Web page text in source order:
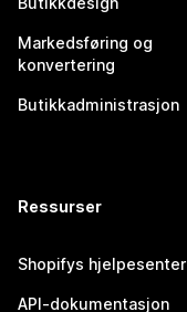
Markedsføring og
konvertering
Butikkadministrasjon
Ressurser
Shopifys hjelpesenter
API-dokumentasjon